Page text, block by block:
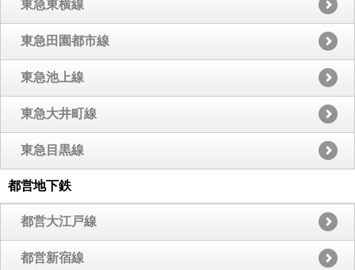
東急東横線
東急田園都市線
東急池上線
東急大井町線
東急目黒線
都営地下鉄
都営大江戸線
都営新宿線